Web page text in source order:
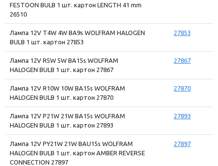
FESTOON BULB 1 шт. картон LENGTH 41 mm
26510
Лампа 12V T4W 4W BA9s WOLFRAM HALOGEN
BULB 1 шт. картон 27853
27853
Лампа 12V R5W 5W BA15s WOLFRAM
HALOGEN BULB 1 шт. картон 27867
27867
Лампа 12V R10W 10W BA15s WOLFRAM
HALOGEN BULB 1 шт. картон 27870
27870
Лампа 12V P21W 21W BA15s WOLFRAM
HALOGEN BULB 1 шт. картон 27893
27893
Лампа 12V PY21W 21W BAU15s WOLFRAM
HALOGEN BULB 1 шт. картон AMBER REVERSE
CONNECTION 27897
27897